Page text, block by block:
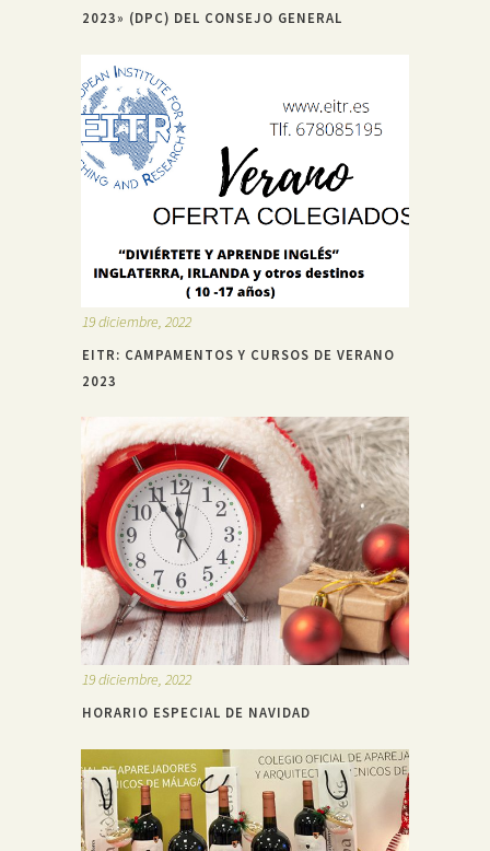
2023» (DPC) DEL CONSEJO GENERAL
19 diciembre, 2022
EITR: CAMPAMENTOS Y CURSOS DE VERANO
2023
19 diciembre, 2022
HORARIO ESPECIAL DE NAVIDAD